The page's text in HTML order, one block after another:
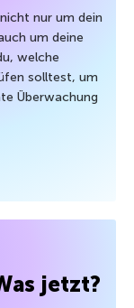
nur um dein
um deine
welche
solltest, um
Überwachung
jetzt?